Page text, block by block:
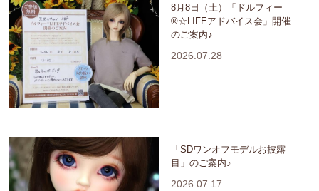
8月8日（土）「ドルフィー
®☆LIFEアドバイス会」開催
のご案内♪
2026.07.28
「SDワンオフモデルお披露
目」のご案内♪
2026.07.17